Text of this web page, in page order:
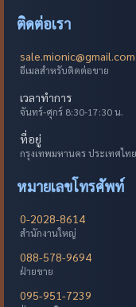
ติดต่อเรา
sale.mionic@gmail.com
อีเมลสำหรับติดต่อขาย
เวลาทำการ
จันทร์-ศุกร์ 8:30-17:30 น.
ที่อยู่
กรุงเทพมหานคร ประเทศไทย
หมายเลขโทรศัพท์
0-2028-8614
สำนักงานใหญ่
088-578-9694
ฝ่ายขาย
095-951-7239